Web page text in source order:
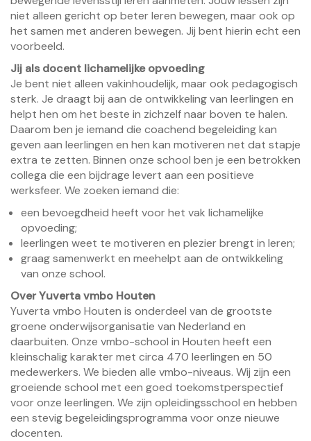
niet alleen gericht op beter leren bewegen, maar ook op
het samen met anderen bewegen. Jij bent hierin echt een
voorbeeld.
Jij als docent lichamelijke opvoeding
Je bent niet alleen vakinhoudelijk, maar ook pedagogisch
sterk. Je draagt bij aan de ontwikkeling van leerlingen en
helpt hen om het beste in zichzelf naar boven te halen.
Daarom ben je iemand die coachend begeleiding kan
geven aan leerlingen en hen kan motiveren net dat stapje
extra te zetten. Binnen onze school ben je een betrokken
collega die een bijdrage levert aan een positieve
werksfeer. We zoeken iemand die:
een bevoegdheid heeft voor het vak lichamelijke
opvoeding;
leerlingen weet te motiveren en plezier brengt in leren;
graag samenwerkt en meehelpt aan de ontwikkeling
van onze school.
Over Yuverta vmbo Houten
Yuverta vmbo Houten is onderdeel van de grootste
groene onderwijsorganisatie van Nederland en
daarbuiten. Onze vmbo-school in Houten heeft een
kleinschalig karakter met circa 470 leerlingen en 50
medewerkers. We bieden alle vmbo-niveaus. Wij zijn een
groeiende school met een goed toekomstperspectief
voor onze leerlingen. We zijn opleidingsschool en hebben
een stevig begeleidingsprogramma voor onze nieuwe
docenten.